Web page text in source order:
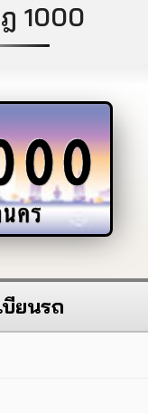
1000
คร
บียนรถ